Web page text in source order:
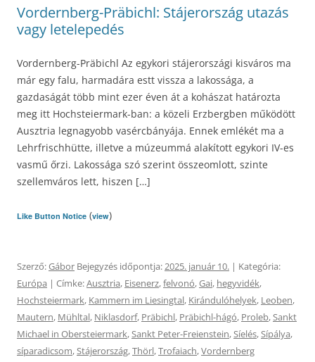
Vordernberg-Präbichl: Stájerország utazás
vagy letelepedés
Vordernberg-Präbichl Az egykori stájerországi kisváros ma
már egy falu, harmadára estt vissza a lakossága, a
gazdaságát több mint ezer éven át a kohászat határozta
meg itt Hochsteiermark-ban: a közeli Erzbergben működött
Ausztria legnagyobb vasércbányája. Ennek emlékét ma a
Lehrfrischhütte, illetve a múzeummá alakított egykori IV-es
vasmű őrzi. Lakossága szó szerint összeomlott, szinte
szellemváros lett, hiszen […]
Like Button Notice (view)
Szerző:Gábor Bejegyzés időpontja:2025. január 10. | Kategória:
Európa | Címke:Ausztria, Eisenerz,felvonó,Gai, hegyvidék,
Hochsteiermark, Kammern im Liesingtal, Kirándulóhelyek, Leoben,
Mautern, Mühltal, Niklasdorf, Präbichl, Präbichl-hágó, Proleb,Sankt
Michael in Obersteiermark,Sankt Peter-Freienstein,Síelés,Sípálya,
síparadicsom,Stájerország,Thörl,Trofaiach,Vordernberg